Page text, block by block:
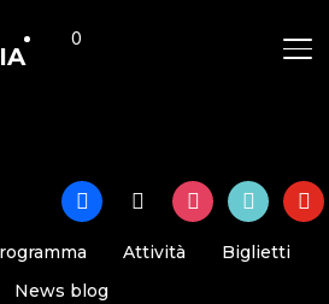
0
facebook instagramtiktok
Attività
Biglietti
News blog